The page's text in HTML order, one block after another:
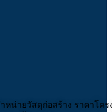
หน่ายวัสดุก่อสร้าง ราคาโคร